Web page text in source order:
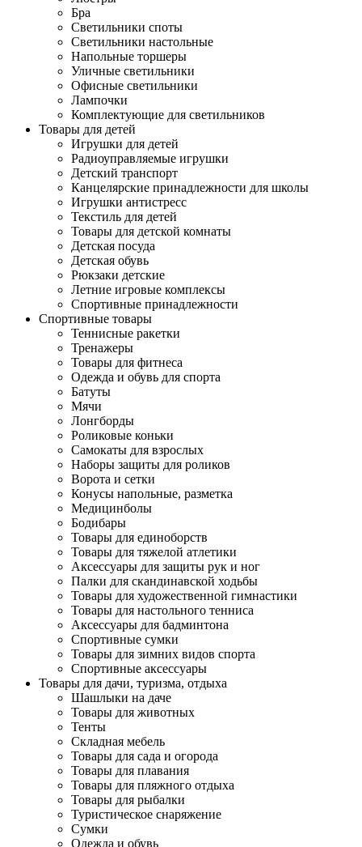
Бра
Светильники споты
Светильники настольные
Напольные торшеры
Уличные светильники
Офисные светильники
Лампочки
Комплектующие для светильников
Товары для детей
Игрушки для детей
Радиоуправляемые игрушки
Детский транспорт
Канцелярские принадлежности для школы
Игрушки антистресс
Текстиль для детей
Товары для детской комнаты
Детская посуда
Детская обувь
Рюкзаки детские
Летние игровые комплексы
Спортивные принадлежности
Спортивные товары
Теннисные ракетки
Тренажеры
Товары для фитнеса
Одежда и обувь для спорта
Батуты
Мячи
Лонгборды
Роликовые коньки
Самокаты для взрослых
Наборы защиты для роликов
Ворота и сетки
Конусы напольные, разметка
Медицинболы
Бодибары
Товары для единоборств
Товары для тяжелой атлетики
Аксессуары для защиты рук и ног
Палки для скандинавской ходьбы
Товары для художественной гимнастики
Товары для настольного тенниса
Аксессуары для бадминтона
Спортивные сумки
Товары для зимних видов спорта
Спортивные аксессуары
Товары для дачи, туризма, отдыха
Шашлыки на даче
Товары для животных
Тенты
Складная мебель
Товары для сада и огорода
Товары для плавания
Товары для пляжного отдыха
Товары для рыбалки
Туристическое снаряжение
Сумки
Одежда и обувь